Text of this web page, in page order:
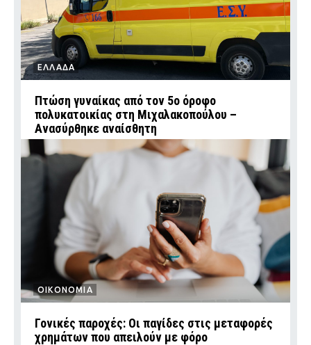
ΕΛΛΑΔΑ
Πτώση γυναίκας από τον 5ο όροφο
πολυκατοικίας στη Μιχαλακοπούλου –
Ανασύρθηκε αναίσθητη
ΟΙΚΟΝΟΜΙΑ
Γονικές παροχές: Οι παγίδες στις μεταφορές
χρημάτων που απειλούν με φόρο